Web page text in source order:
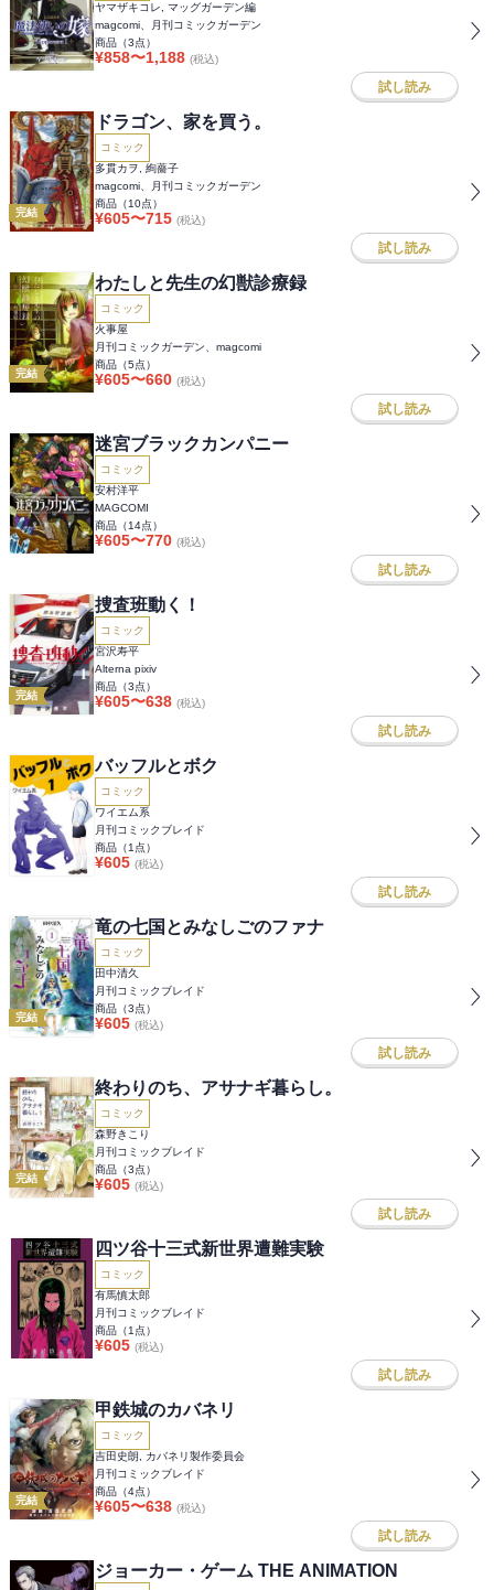
ヤマザキコレ, マッグガーデン編
magcomi、月刊コミックガーデン
商品（3点）
¥858〜1,188 (税込)
試し読み
完結
ドラゴン、家を買う。
コミック
多貫カヲ, 絢薔子
magcomi、月刊コミックガーデン
商品（10点）
¥605〜715 (税込)
試し読み
完結
わたしと先生の幻獣診療録
コミック
火事屋
月刊コミックガーデン、magcomi
商品（5点）
¥605〜660 (税込)
試し読み
迷宮ブラックカンパニー
コミック
安村洋平
MAGCOMI
商品（14点）
¥605〜770 (税込)
試し読み
完結
捜査班動く！
コミック
宮沢寿平
Alterna pixiv
商品（3点）
¥605〜638 (税込)
試し読み
バッフルとボク
コミック
ワイエム系
月刊コミックブレイド
商品（1 点）
¥605 (税込)
試し読み
完結
竜の七国とみなしごのファナ
コミック
田中清久
月刊コミックブレイド
商品（3点）
¥605 (税込)
試し読み
完結
終わりのち、アサナギ暮らし。
コミック
森野きこり
月刊コミックブレイド
商品（3点）
¥605 (税込)
試し読み
四ツ谷十三式新世界遭難実験
コミック
有馬慎太郎
月刊コミックブレイド
商品（1 点）
¥605 (税込)
試し読み
完結
甲鉄城のカバネリ
コミック
吉田史朗, カバネリ製作委員会
月刊コミックブレイド
商品（4点）
¥605〜638 (税込)
試し読み
ジョーカー・ゲーム THE ANIMATION